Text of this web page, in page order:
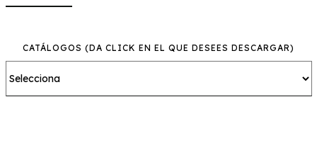
CATÁLOGOS (DA CLICK EN EL QUE DESEES DESCARGAR)